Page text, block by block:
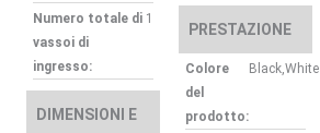
Numero totale di
vassoi di
ingresso:
1
DIMENSIONI E
PRESTAZIONE
Colore
del
prodotto:
Black,White